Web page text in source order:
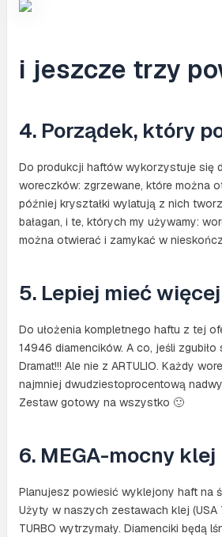
i jeszcze trzy
4. Porządek, który
Do produkcji haftów wykorzystuje się
woreczków: zgrzewane, które można
później kryształki wylatują z nich
bałagan, i te, których my używamy:
można otwierać i zamykać w
5. Lepiej mieć więcej
Do ułożenia kompletnego haftu z tej
14946 diamencików. A co, jeśli zgubiło
Dramat!!! Ale nie z ARTULIO. Każdy
najmniej dwudziestoprocentową
Zestaw gotowy na wszystko 🙂
6. MEGA-mocny klej
Planujesz powiesić wyklejony haft na
Użyty w naszych zestawach klej (USA
TURBO wytrzymały. Diamenciki będą